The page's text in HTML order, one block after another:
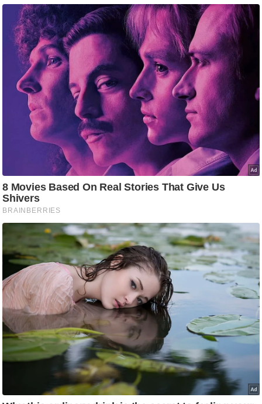
क
मा
तृ
भू
मि
आ
र
.
आ
.
चा
य
र
स
मी
क्षा
र्म